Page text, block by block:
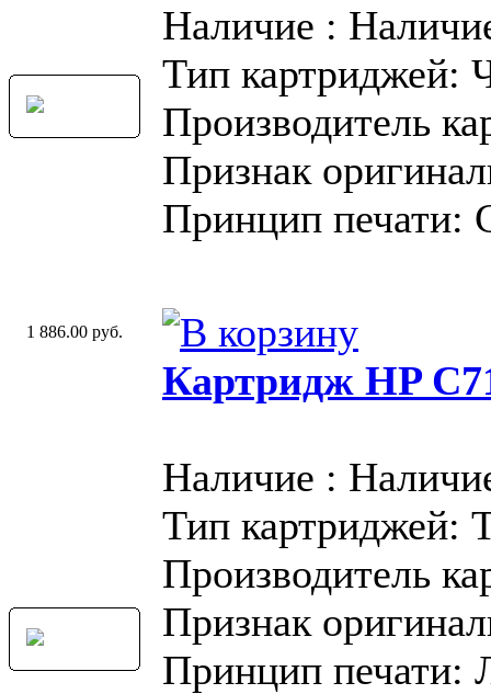
Наличие :
Тип картриджей:
Производитель
Признак
Принцип печати:
1 886.00 руб.
Картридж HP
Наличие :
Тип картриджей:
Производитель
Признак
Принцип печати: